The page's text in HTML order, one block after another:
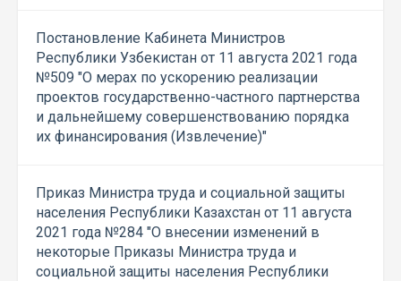
Постановление Кабинета Министров
Республики Узбекистан от 11 августа 2021 года
№509 "О мерах по ускорению реализации
проектов государственно-частного партнерства
и дальнейшему совершенствованию порядка
их финансирования (Извлечение)"
Приказ Министра труда и социальной защиты
населения Республики Казахстан от 11 августа
2021 года №284 "О внесении изменений в
некоторые Приказы Министра труда и
социальной защиты населения Республики